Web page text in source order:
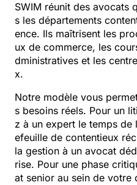
SWIM réunit des avocats
s les départements
ence. Ils maîtrisent les
ux de commerce, les
dministratives et les
x.
Notre modèle vous
s besoins réels. Pour un
z à un expert le temps
efeuille de contentieux
la gestion à un avocat
rise. Pour une phase
at senior au sein de votre